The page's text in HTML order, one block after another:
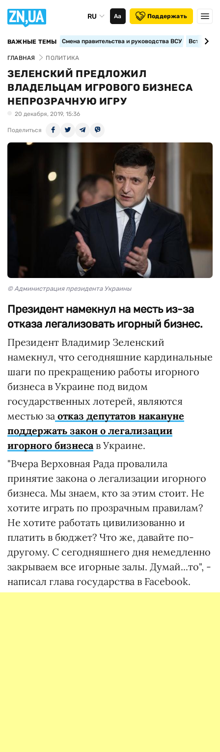
RU Аа Поддержать
ВАЖНЫЕ ТЕМЫ Смена правительства и руководства ВСУ
ГЛАВНАЯ ПОЛИТИКА
ЗЕЛЕНСКИЙ ПРЕДЛОЖИЛ
ВЛАДЕЛЬЦАМ ИГРОВОГО БИЗНЕСА
НЕПРОЗРАЧНУЮ ИГРУ
20 декабря, 2019, 15:36
Поделиться
© Администрация президента Украины
Президент намекнул на месть из-за
отказа легализовать игорный бизнес.
Президент Владимир Зеленский
намекнул, что сегодняшние кардинальные
шаги по прекращению работы игорного
бизнеса в Украине под видом
государственных лотерей, являются
местью за отказ депутатов накануне
поддержать закон о легализации
игорного бизнесав Украине.
"Вчера Верховная Рада провалила
принятие закона о легализации игорного
бизнеса. Мы знаем, кто за этим стоит. Не
хотите играть по прозрачным правилам?
Не хотите работать цивилизованно и
платить в бюджет? Что же, давайте по-
другому. С сегодняшнего дня немедленно
закрываем все игорные залы. Думай...то", -
написал глава государства в Facebook.